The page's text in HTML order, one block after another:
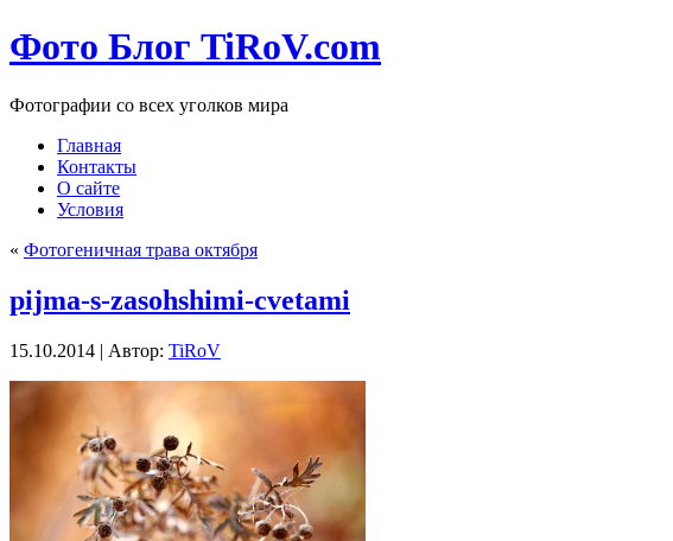
Фото Блог TiRoV.com
Фотографии со всех уголков мира
Главная
Контакты
О сайте
Условия
« Фотогеничная трава октября
pijma-s-zasohshimi-cvetami
15.10.2014 | Автор: TiRoV